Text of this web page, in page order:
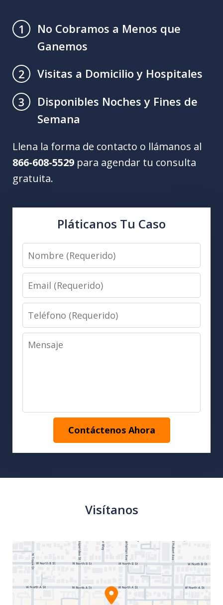
1
No Cobramos a Menos que
Ganemos
2
Visitas a Domicilio y Hospitales
3
Disponibles Noches y Fines de
Semana
Llena la forma de contacto o llámanos al
866-608-5529 para agendar tu consulta
gratuita.
Pláticanos Tu Caso
Nombre
(Requerido)
Email
(Requerido)
Teléfono
(Requerido)
Mensaje
Contáctenos Ahora
Visítanos